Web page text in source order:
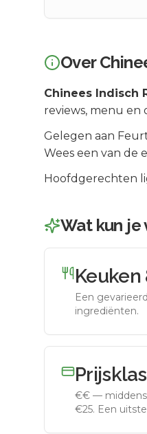
Over
Chinees Indisch
reviews, menu en
Gelegen aan
Wees een van de
Hoofdgerechten
Wat kun je
Keuken
Een
ingrediënten.
€€ —
€25. Een